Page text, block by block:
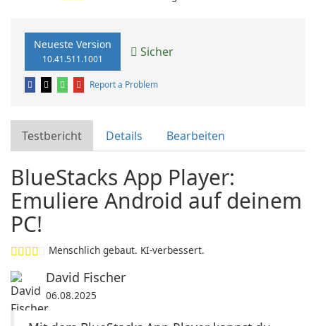
Neueste Version
10.41.511.1001 Sicher
Report a Problem
Testbericht Details Bearbeiten
BlueStacks App Player:
Emuliere Android auf deinem
PC!
Menschlich gebaut. KI-verbessert.
David Fischer
06.08.2025